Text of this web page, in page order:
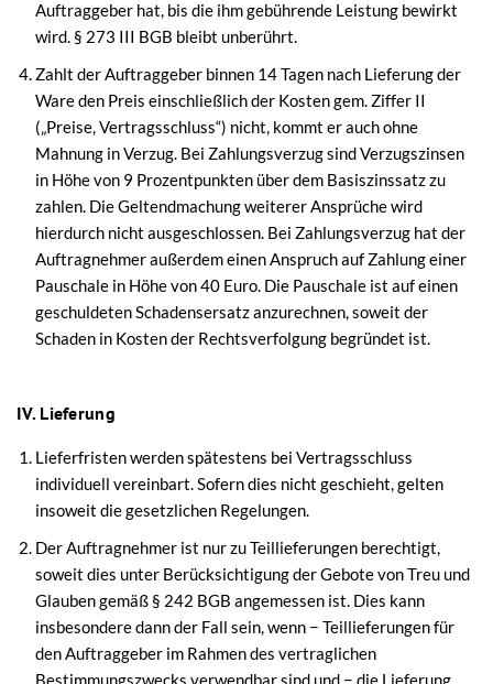
Auftraggeber hat, bis die ihm gebührende Leistung bewirkt
wird. § 273 III BGB bleibt unberührt.
Zahlt der Auftraggeber binnen 14 Tagen nach Lieferung der
Ware den Preis einschließlich der Kosten gem. Ziffer II
(„Preise, Vertragsschluss“) nicht, kommt er auch ohne
Mahnung in Verzug. Bei Zahlungsverzug sind Verzugszinsen
in Höhe von 9 Prozentpunkten über dem Basiszinssatz zu
zahlen. Die Geltendmachung weiterer Ansprüche wird
hierdurch nicht ausgeschlossen. Bei Zahlungsverzug hat der
Auftragnehmer außerdem einen Anspruch auf Zahlung einer
Pauschale in Höhe von 40 Euro. Die Pauschale ist auf einen
geschuldeten Schadensersatz anzurechnen, soweit der
Schaden in Kosten der Rechtsverfolgung begründet ist.
IV. Lieferung
Lieferfristen werden spätestens bei Vertragsschluss
individuell vereinbart. Sofern dies nicht geschieht, gelten
insoweit die gesetzlichen Regelungen.
Der Auftragnehmer ist nur zu Teillieferungen berechtigt,
soweit dies unter Berücksichtigung der Gebote von Treu und
Glauben gemäß § 242 BGB angemessen ist. Dies kann
insbesondere dann der Fall sein, wenn − Teillieferungen für
den Auftraggeber im Rahmen des vertraglichen
Bestimmungszwecks verwendbar sind und − die Lieferung